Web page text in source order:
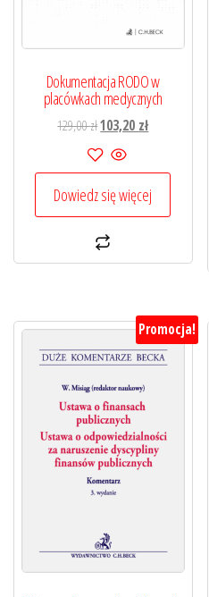
Dokumentacja RODO w
placówkach medycznych
129,00złPierwotna
cena
wynosiła:
129,00 zł.
103,20 złAktualna
103,20 zł.
Dowiedz się więcej
Promocja!